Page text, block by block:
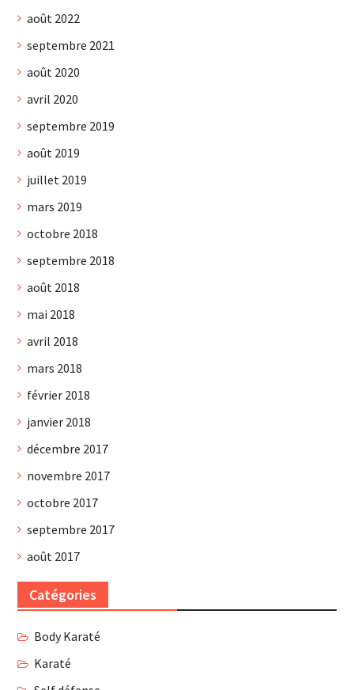
août 2022
septembre 2021
août 2020
avril 2020
septembre 2019
août 2019
juillet 2019
mars 2019
octobre 2018
septembre 2018
août 2018
mai 2018
avril 2018
mars 2018
février 2018
janvier 2018
décembre 2017
novembre 2017
octobre 2017
septembre 2017
août 2017
Catégories
Body Karaté
Karaté